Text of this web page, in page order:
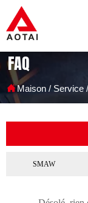
FAQ
Maison / Service /
SMAW